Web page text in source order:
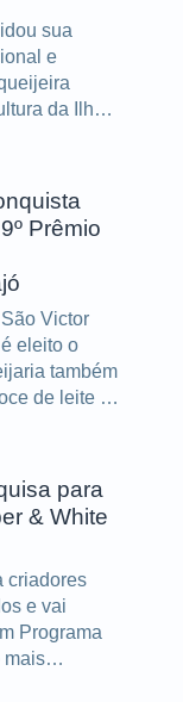
sua
e
da Ilha
décadas
Prêmio
Victor
eleito o
também
de leite e
para
& White
criadores
e vai
Programa
mais